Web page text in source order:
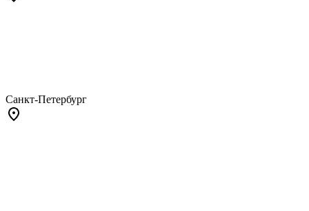
Санкт-Петербург